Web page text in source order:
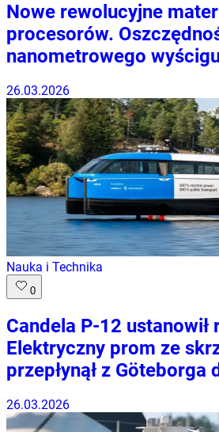
Nowe rewolucyjne
procesorów.
nanometrowego
26.03.2026
Nauka i Technika
0
Candela P-12 ustanowił
Elektryczny prom ze
przepłynął z Göteborga
26.03.2026